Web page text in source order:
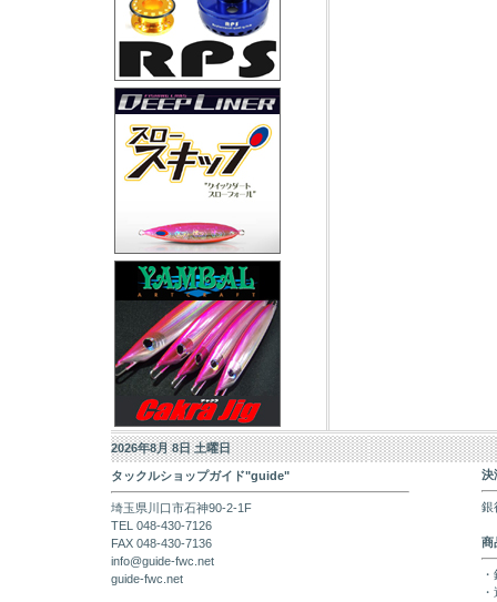
2026年8月 8日 土曜日
タックルショップガイド"guide"
埼玉県川口市石神90-2-1F
TEL 048-430-7126
FAX 048-430-7136
info@guide-fwc.net
guide-fwc.net
決
銀
商